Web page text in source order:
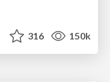
316 150k